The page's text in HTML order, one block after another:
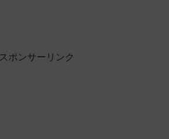
スポンサーリンク